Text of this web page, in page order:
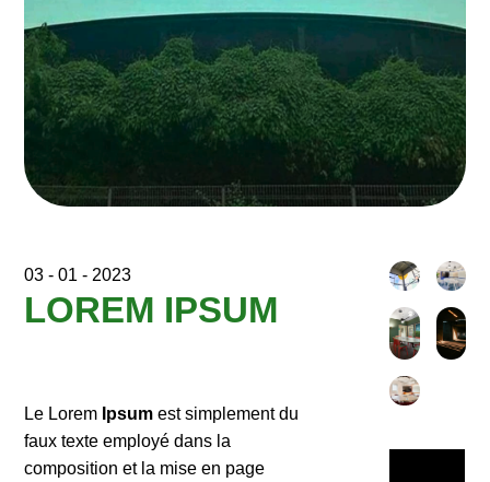
03 - 01 - 2023
LOREM IPSUM
Le Lorem Ipsum est simplement du
faux texte employé dans la
composition et la mise en page